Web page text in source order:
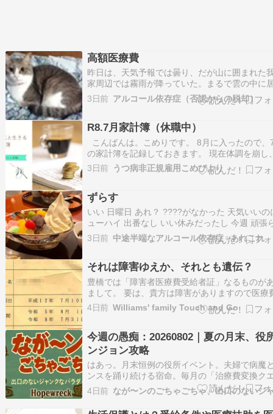
高額医療費
昨日は、天気予報では曇り、だが山に囲まれた
家周辺では霧雨が降っていた。まるで雲の中に
ような日だったが、体温越えの気温よりもマシ
今週一週間はハッキリしない日が続くようで、
一度の断酒会昼例会だった。俺も最初は出席す
定…
3日前 アルコール依存症（否認からの脱却）
R8.7月家計簿（休職中）
こんばんは。こめりです。 8月に入ったので、
の家計簿を記録しておきます。 現在体調を崩し
月後半から休職中です。 固定費を見直して 7月
Wi-Fi環境を楽天から マネーフォワードに切り
ネーフォワードの契約をす…
3日前 うつ病非正規雇用こめびより
ずらす
いい 日曜日 あれ？ ????がなかった 天気いいの
ューハイ 出番なし いい休みだったし 今週 頑張
いと???????? と 言いながら 腰痛いかも 医療
からないように 無理しない範囲で 今日も 今時
た…
3日前 中途半端なアルコール依存症♀あれこれ
それは障害ゆえか、それとも遺伝？
豊橋では「障害者医療費受給者証」なるものが
まして。 要は、貴方は障害がありますので医療
いただきません、の証です。 が、この手のもの
然のことながら有効期間というものがあってで
ではなく作業所の担当Nさんが気付きまして…
4日前 Williams' family Touch and Go
今週の愚痴：20260802｜夏の月末、役
ンジョン攻略
はあっ。月末恒例の役所イベント。夫婦で病魔
ンスを踊り続ける宿命。毎月の「治療費変換ク
ト」攻略。 窓口前には、いつもの御用聞き触手
ねうねしている。書類は完璧なのに、しつこく“
方指導の靄”が絡みつく。さっさと触手をかわし
4日前